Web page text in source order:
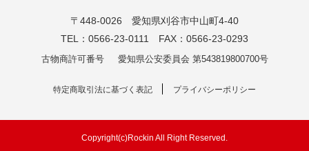
〒448-0026 愛知県刈谷市中山町4-40
TEL：0566-23-0111 FAX：0566-23-0293
古物商許可番号 愛知県公安委員会 第543819800700号
特定商取引法に基づく表記 プライバシーポリシー
Copyright(c)Rockin All Right Reserved.